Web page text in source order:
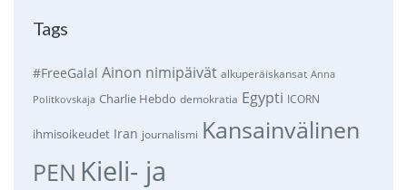
Tags
#FreeGalal Ainon nimipäivät alkuperäiskansat Anna
Politkovskaja Charlie Hebdo demokratia Egypti ICORN
ihmisoikeudet Iran journalismi Kansainvälinen
PEN Kieli- ja